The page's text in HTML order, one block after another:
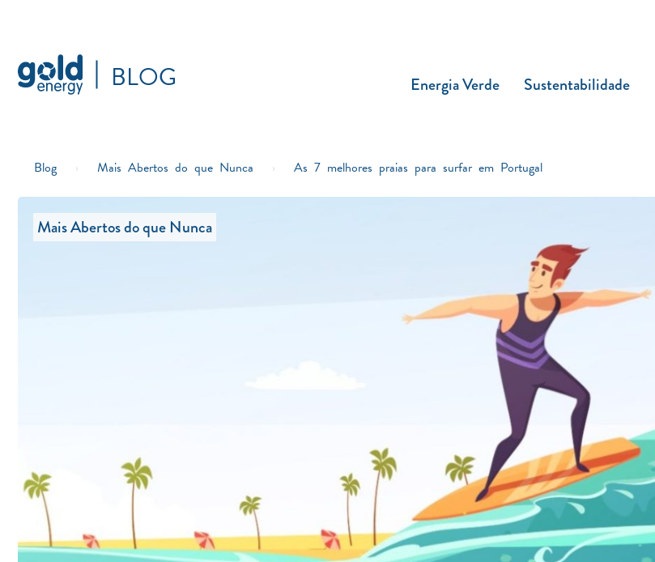
BLOG Energia Verde Sustentabilidade
Blog › Mais Abertos do que Nunca › As 7 melhores praias para surfar em Portugal
Mais Abertos do que Nunca